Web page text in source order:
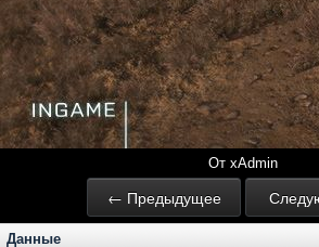
От xAdmin
← Предыдущее
Данные